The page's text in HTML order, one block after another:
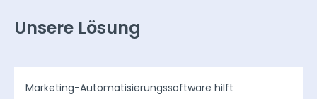
Unsere Lösung
Marketing-Automatisierungssoftware hilft